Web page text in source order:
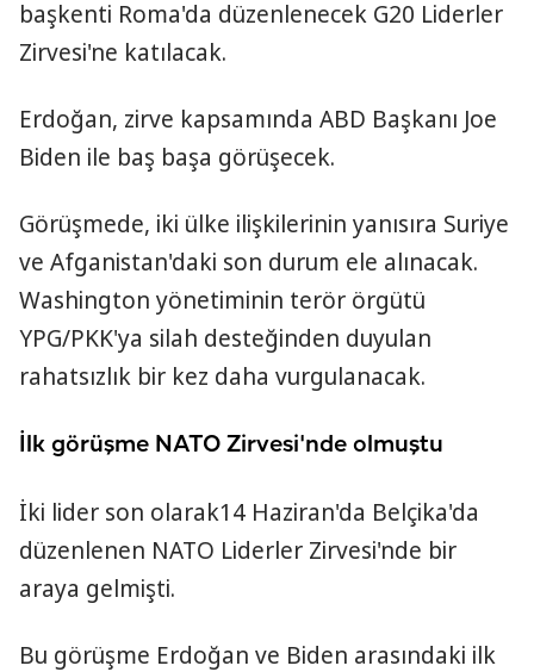
başkenti Roma'da düzenlenecek G20 Liderler
Zirvesi'ne katılacak.
Erdoğan, zirve kapsamında ABD Başkanı Joe
Biden ile baş başa görüşecek.
Görüşmede, iki ülke ilişkilerinin yanısıra Suriye
ve Afganistan'daki son durum ele alınacak.
Washington yönetiminin terör örgütü
YPG/PKK'ya silah desteğinden duyulan
rahatsızlık bir kez daha vurgulanacak.
İlk görüşme NATO Zirvesi'nde olmuştu
İki lider son olarak14 Haziran'da Belçika'da
düzenlenen NATO Liderler Zirvesi'nde bir
araya gelmişti.
Bu görüşme Erdoğan ve Biden arasındaki ilk